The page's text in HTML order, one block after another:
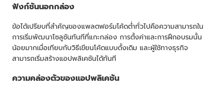
ฟังก์ชันนอกกล่อง
ข้อได้เปรียบที่สำคัญของแพลตฟอร์มโค้ดต่ำทั่วไปคือความสามารถใน
การเริ่มพัฒนาโซลูชันทันทีที่แกะกล่อง การตั้งค่าและการฝึกอบรมนั้น
น้อยมากเมื่อเทียบกับวิธีเขียนโค้ดแบบดั้งเดิม และผู้ใช้ทางธุรกิจ
สามารถเริ่มสร้างแอปพลิเคชันได้ทันที
ความคล่องตัวของแอปพลิเคชัน